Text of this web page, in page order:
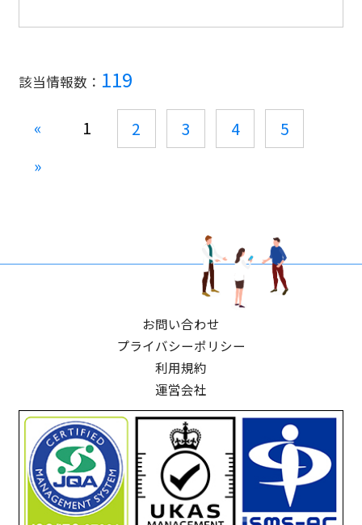
該当情報数： 119
« 1 2 3 4
5
»
お問い合わせ
プライバシーポリシー
利用規約
運営会社